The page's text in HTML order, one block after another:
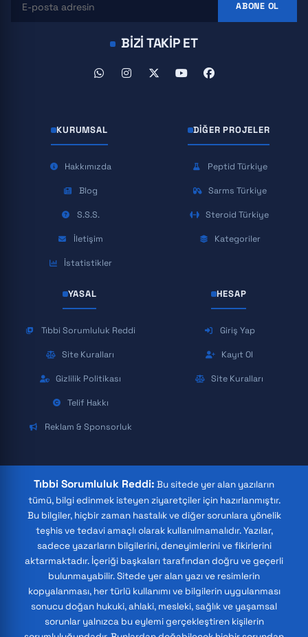
ABONE OL
BIZI TAKIP ET
KURUMSAL
Hakkımızda
Blog
S.S.S.
İletişim
İstatistikler
DIĞER PROJELER
Peptid Türkiye
Sarms Türkiye
Steroid Türkiye
Kategoriler
YASAL
Tıbbi Sorumluluk Reddi
Site Kuralları
Gizlilik Politikası
Telif Hakkı
Reklam & Sponsorluk
HESAP
Giriş Yap
Kayıt Ol
Site Kuralları
Tıbbi Sorumluluk Reddi: Bu sitede yer alan yazıların
tümü, bilgi edinmek isteyen ziyaretçiler için hazırlanmıştır.
Bu bilgiler, hiçbir zaman hastalık ve diğer sorunlara yönelik
teşhis ve tedavi amaçlı olarak kullanılmamalıdır. Yazılar,
sadece yazarların bilgilerini, deneyimlerini ve fikirlerini
aktarmaktadır. İçeriği başkaları tarafından doğru ve geçerli
bulunmayabilir. Sitede yer alan yazı ve resimlerin
kopyalanması, her türlü kullanımı ve bilgilerin uygulanması
sonucu doğan hukuki, ahlaki, mesleki, sağlık ve yaşamsal
sorunlar yalnızca bu eylemi gerçekleştiren kişilerin